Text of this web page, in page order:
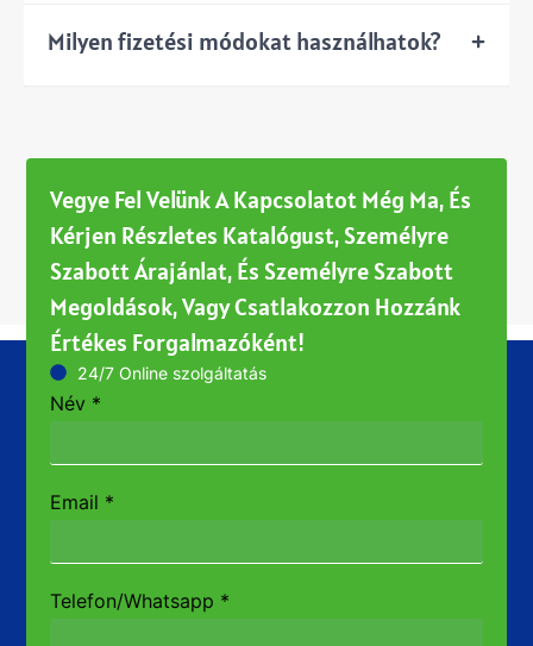
Milyen fizetési módokat használhatok?
Vegye Fel Velünk A Kapcsolatot Még Ma, És
Kérjen Részletes Katalógust, Személyre
Szabott Árajánlat, És Személyre Szabott
Megoldások, Vagy Csatlakozzon Hozzánk
Értékes Forgalmazóként!
24/7 Online szolgáltatás
Név *
Email *
Telefon/Whatsapp *